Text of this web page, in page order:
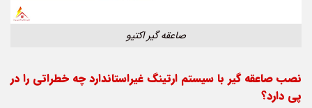
صاعقه گیر اکتیو
نصب صاعقه گير با سیستم ارتینگ غیراستاندارد چه خطراتی را در
پی دارد؟